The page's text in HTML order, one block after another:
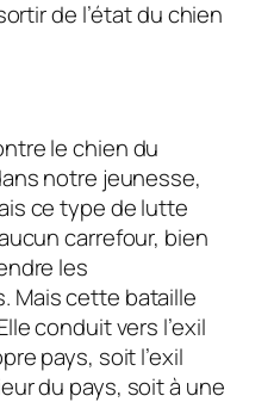
de l’état du chien
le chien du
notre jeunesse,
ce type de lutte
carrefour, bien
les
Mais cette bataille
conduit vers l’exil
pays, soit l’exil
du pays, soit à une